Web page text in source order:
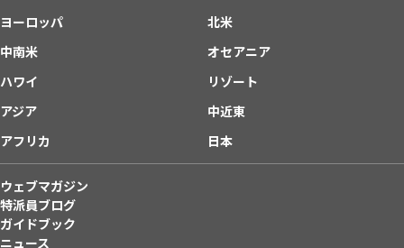
ヨーロッパ
北米
中南米
オセアニア
ハワイ
リゾート
アジア
中近東
アフリカ
日本
ウェブマガジン
特派員ブログ
ガイドブック
ニュース